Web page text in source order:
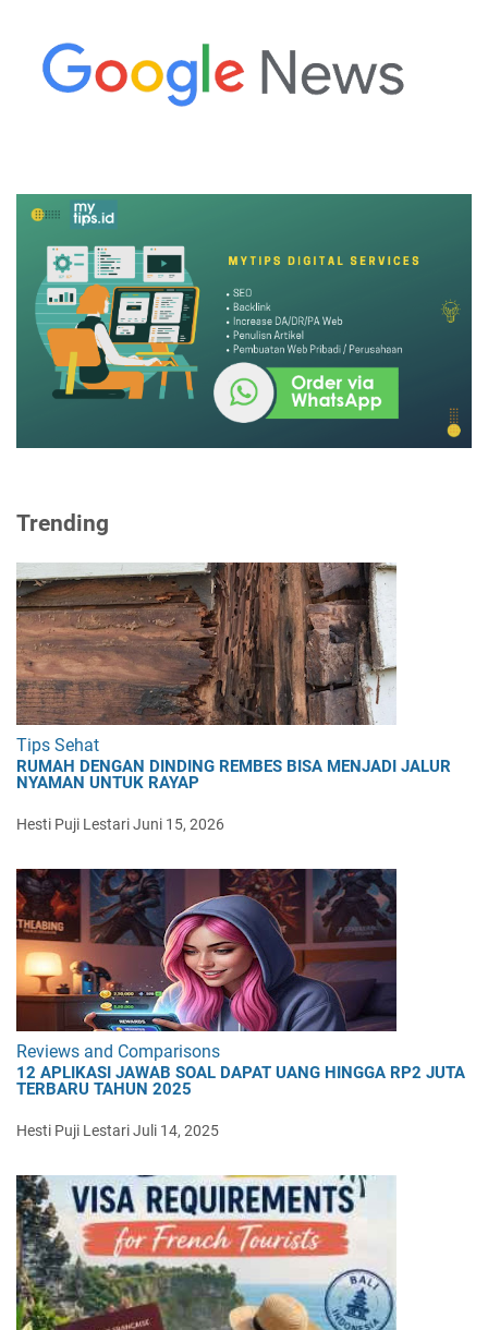
Trending
Tips Sehat
RUMAH DENGAN DINDING REMBES BISA MENJADI JALUR
NYAMAN UNTUK RAYAP
Hesti Puji LestariJuni 15, 2026
Reviews and Comparisons
12 APLIKASI JAWAB SOAL DAPAT UANG HINGGA RP2 JUTA
TERBARU TAHUN 2025
Hesti Puji LestariJuli 14, 2025